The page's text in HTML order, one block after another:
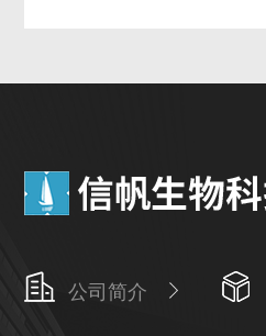
公司简介